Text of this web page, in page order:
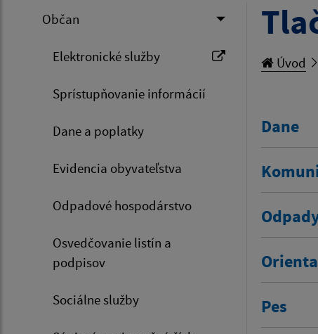
Občan
Elektronické služby
Sprístupňovanie informácií
Dane a poplatky
Evidencia obyvateľstva
Odpadové hospodárstvo
Osvedčovanie listín a
podpisov
Sociálne služby
Úvod
Dane
Pes